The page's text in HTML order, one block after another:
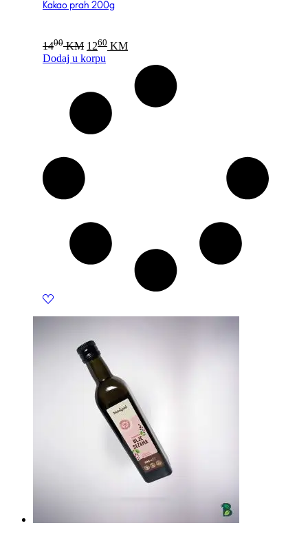
Kakao prah 200g
1400 KM Original
price
was:
1260 KMCurrent
price
1260 KM.
Dodaj u korpu